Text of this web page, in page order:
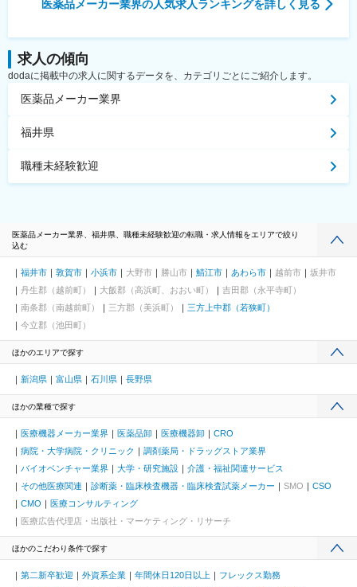
医薬品メーカー業界の人気求人ランキングを詳しく見る
求人の傾向
dodaに掲載中の求人に関するデータを、カテゴリごとにご紹介します。
医薬品メーカー業界
福井県
職種未経験歓迎
医薬品メーカー業界、福井県、職種未経験歓迎の転職・求人情報をエリアで絞り
込む
福井市 敦賀市 小浜市 大野市 勝山市 鯖江市 あわら市 越前市
坂井市
丹生郡（越前町）
大飯郡（高浜町、おおい町）
吉田郡（永平寺町）
南条郡（南越前町）
三方郡（美浜町）
三方上中郡（若狭町）
今立郡（池田町）
ほかのエリアで探す
新潟県 富山県 石川県 長野県
ほかの業種で探す
医療機器メーカー業界 医薬品卸 医療機器卸
CRO
病院・大学病院・クリニック
調剤薬局・ドラッグストア業界
バイオベンチャー業界
大学・研究施設
介護・福祉関連サービス
その他医療関連
診断薬・臨床検査機器・臨床検査試薬メーカー SMO
CSO
CMO
医療コンサルティング
医療広告代理店・出版社・マーケティング・リサーチ
ほかのこだわり条件で探す
第二新卒歓迎 外資系企業 年間休日120日以上
フレックス勤務